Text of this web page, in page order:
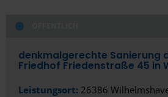
denkmalgerechte Sanierung
Friedhof Friedenstraße 45 in
Leistungsort: 26386